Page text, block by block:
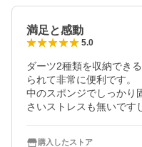
満足と感動
5.0
ダーツ2種類を収納でき
られて非常に便利です。
中のスポンジでしっかり
さいストレスも無いです
購入したストア